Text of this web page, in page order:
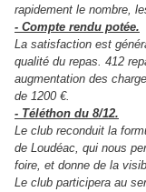
rapidement le nombre,
- Compte rendu potée.
La satisfaction est
qualité du repas. 412
augmentation des
de 1200 €.
- Téléthon du 8/12.
Le club reconduit la
de Loudéac, qui nous
foire, et donne de la
Le club participera au